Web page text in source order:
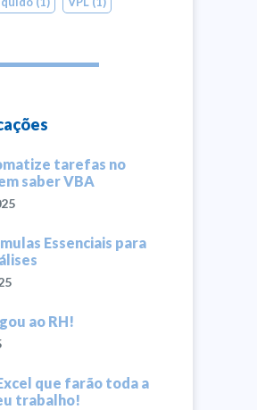
tarefas no
saber VBA
Essenciais para
ao RH!
que farão toda a
trabalho!